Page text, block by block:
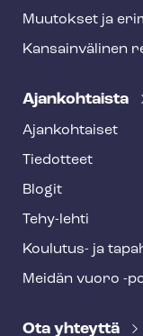
Muutokset ja
Kansainvälinen
Ajankohtaista
Ajankohtaiset
Tiedotteet
Blogit
Tehy-lehti
Koulutus- ja
Meidän vuoro -
Ota yhteyttä